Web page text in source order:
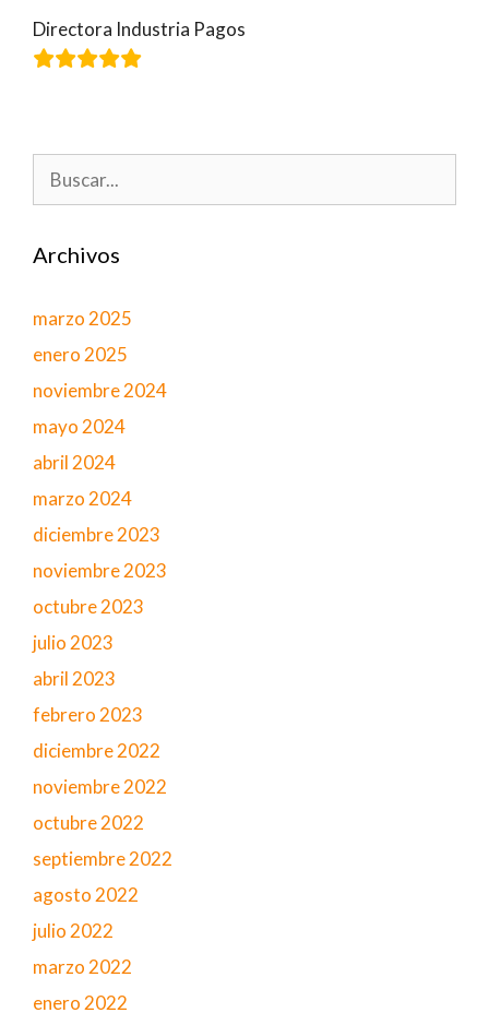
Directora Industria Pagos
Buscar:
Archivos
marzo 2025
enero 2025
noviembre 2024
mayo 2024
abril 2024
marzo 2024
diciembre 2023
noviembre 2023
octubre 2023
julio 2023
abril 2023
febrero 2023
diciembre 2022
noviembre 2022
octubre 2022
septiembre 2022
agosto 2022
julio 2022
marzo 2022
enero 2022